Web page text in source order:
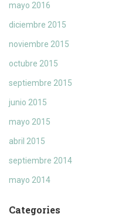
mayo 2016
diciembre 2015
noviembre 2015
octubre 2015
septiembre 2015
junio 2015
mayo 2015
abril 2015
septiembre 2014
mayo 2014
Categories